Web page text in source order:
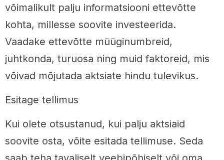
võimalikult palju informatsiooni ettevõtte
kohta, millesse soovite investeerida.
Vaadake ettevõtte müüginumbreid,
juhtkonda, turuosa ning muid faktoreid, mis
võivad mõjutada aktsiate hindu tulevikus.
Esitage tellimus
Kui olete otsustanud, kui palju aktsiaid
soovite osta, võite esitada tellimuse. Seda